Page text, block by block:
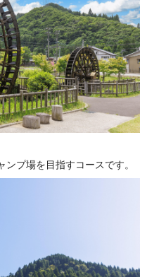
プ場を目指すコースです。